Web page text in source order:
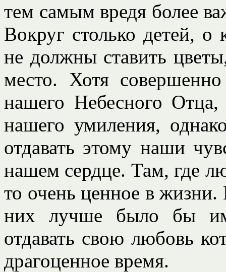
тем самым вредя более
Вокруг столько детей,
не должны ставить
место. Хотя
нашего Небесного
нашего умиления,
отдавать этому наши
нашем сердце. Там, где
то очень ценное в
них лучше было бы
отдавать свою любовь
драгоценное время.